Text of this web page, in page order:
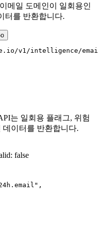
메일 도메인이 일회용인
터를 반환합니다.
v1/intelligence/
는 일회용 플래그, 위험
데이터를 반환합니다.
: false